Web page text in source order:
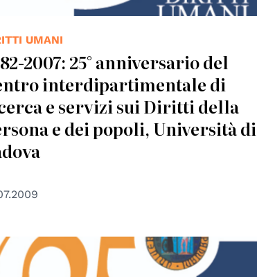
UMANI
2007: 25° anniversario del
interdipartimentale di
e servizi sui Diritti della
e dei popoli, Università di
Diritti Umani - Università di Padova